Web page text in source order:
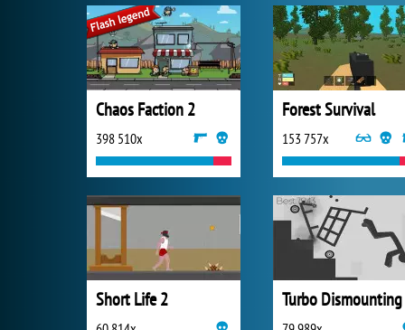
Chaos Faction 2
398 510x
Forest Survival
153 757x
Short Life 2 Turbo Dismounting